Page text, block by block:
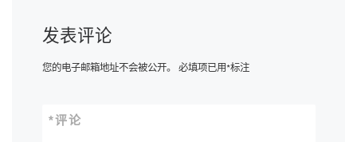
发表评论
您的电子邮箱地址不会被公开。 必填项已用*标注
评论
*